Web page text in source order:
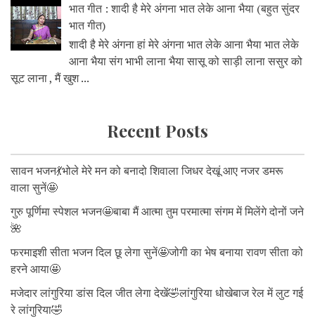
भात गीत : शादी है मेरे अंगना भात लेके आना भैया (बहुत सुंदर
भात गीत)
शादी है मेरे अंगना हां मेरे अंगना भात लेके आना भैया भात लेके
आना भैया संग भाभी लाना भैया सासू को साड़ी लाना ससुर को
सूट लाना , मैं खुश ...
Recent Posts
सावन भजन💃भोले मेरे मन को बनादो शिवाला जिधर देखूं आए नजर डमरू
वाला सुनें🤩
गुरु पूर्णिमा स्पेशल भजन🤩बाबा मैं आत्मा तुम परमात्मा संगम में मिलेंगे दोनों जने
🌺
फरमाइशी सीता भजन दिल छू लेगा सुनें🤩जोगी का भेष बनाया रावण सीता को
हरने आया🤩
मजेदार लांगुरिया डांस दिल जीत लेगा देखें🤣लांगुरिया धोखेबाज रेल में लुट गई
रे लांगुरिया🤣